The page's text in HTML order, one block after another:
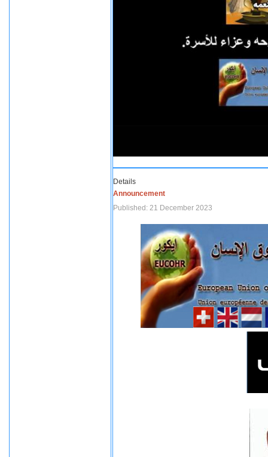
Details
Announcement
Published: 21 December 2023